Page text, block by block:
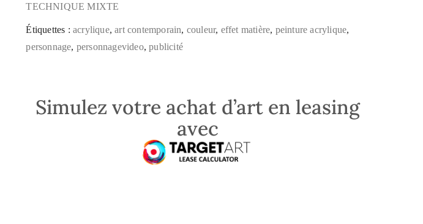
TECHNIQUE MIXTE
Étiquettes :acrylique,art contemporain, couleur, effet matière, peinture acrylique,
personnage, personnagevideo,publicité
Simulez votre achat d’art en leasing
avec